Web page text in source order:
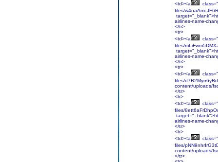
<td><a
files/
airlines-name-
</tr>
<tr>
<td><a
files/
airlines-name-
</tr>
<tr>
<td><a
files/
content/uploads/
</tr>
<tr>
<td><a
files/
airlines-name-
</tr>
<tr>
<td><a
files/
content/uploads/
</tr>